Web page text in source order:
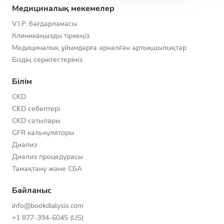
Медициналық мекемелер
V.I.P. бағдарламасы
Клиникаңызды тіркеңіз
Медициналық ұйымдарға арналған артықшылықтар
Біздің серіктестеріміз
Білім
CKD
CKD себептері
CKD сатылары
GFR калькуляторы
Диализ
Диализ процедурасы
Тамақтану және СБА
Байланыс
info@bookdialysis.com
+1 877-394-6045 (US)